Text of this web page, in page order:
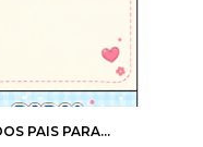
PAIS PARA...